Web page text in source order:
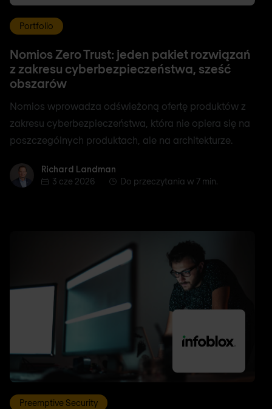
Portfolio
Nomios Zero Trust: jeden pakiet rozwiązań
z zakresu cyberbezpieczeństwa, sześć
obszarów
Nomios wprowadza odświeżoną ofertę produktów z
zakresu cyberbezpieczeństwa, która nie opiera się na
poszczególnych produktach, ale na architekturze.
Richard Landman
Richard Landman
3 cze 2026
Do przeczytania w 7 min.
Preemptive Security